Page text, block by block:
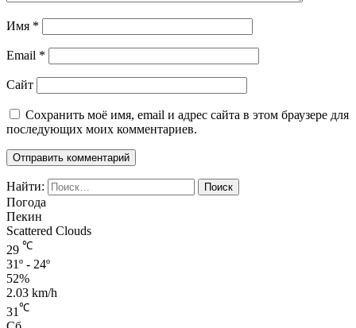
Имя *
Email *
Сайт
Сохранить моё имя, email и адрес сайта в этом браузере для
последующих моих комментариев.
Найти:
Погода
Пекин
Scattered Clouds
29 ℃
31º - 24º
52%
2.03 km/h
31 ℃